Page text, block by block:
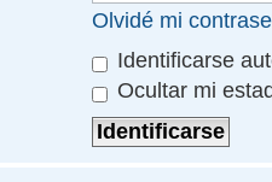
Olvidé mi
Identificarse
Ocultar mi